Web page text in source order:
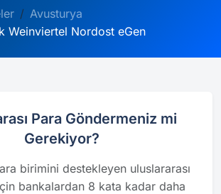
Avusturya
Weinviertel Nordost eGen
Para Göndermeniz mi
Gerekiyor?
birimini destekleyen uluslararası
bankalardan 8 kata kadar daha